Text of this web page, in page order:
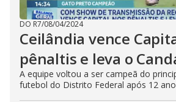
DO R7/08/04/2024
Ceilândia vence
pênaltis e leva o
A equipe voltou a ser campeã do
futebol do Distrito Federal após 12